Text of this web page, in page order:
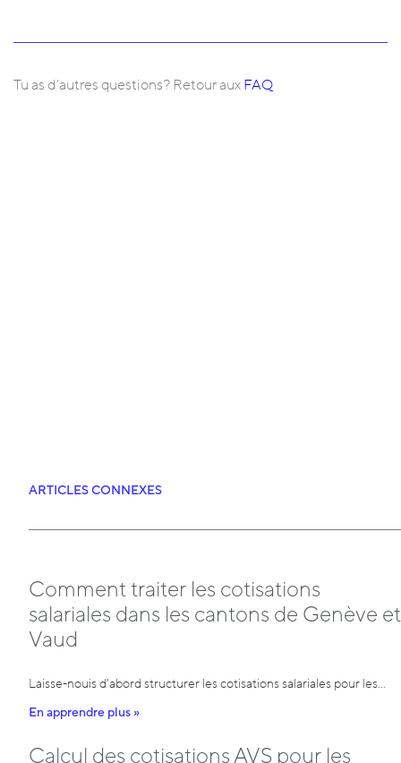
Tu as d’autres questions? Retour auxFAQ
ARTICLES CONNEXES
Comment traiter les cotisations
salariales dans les cantons de Genève et
Vaud
Laisse-nouis d’abord structurer les cotisations salariales pour les…
En apprendre plus »
Calcul des cotisations AVS pour les